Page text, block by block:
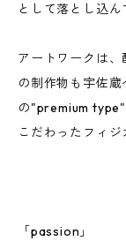
として落とし込ん
アートワークは
の制作物も宇佐
の"premium
こだわったフィジ
「passion」